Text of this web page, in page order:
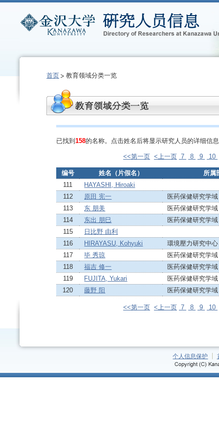
首页 教育领域分类一览
已找到 158的名称。点击姓名后将显示研究人员的详细信
<<第一页 <上一页 7 8 9 10
编号 姓名（片假名）
所属
111
HAYASHI, Hiroaki
112
原田 宪一
医药保健研究学
113
东 朋美
医药保健研究学
114
东出 朋巳
医药保健研究学
115
日比野 由利
116
HIRAYASU, Kohyuki
環境壓力研究中心
117
毕 秀琼
医药保健研究学
118
福吉 修一
医药保健研究学
119
FUJITA, Yukari
医药保健研究学
120
藤野 阳 医药保健研究学
<<第一页 <上一页 7 8 9 10
个人信息保护